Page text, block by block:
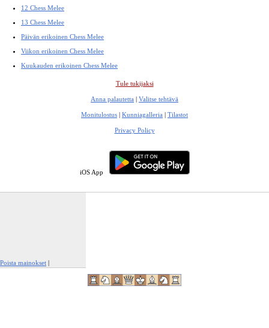
12 Chess Melee
13 Chess Melee
Päivän erikoinen Chess Melee
Viikon erikoinen Chess Melee
Kuukauden erikoinen Chess Melee
Tule tukijaksi
Anna palautetta | Valitse tehtävä
Monitulostus | Kunniagalleria | Tilastot
Privacy Policy
iOS App
Poista mainokset |